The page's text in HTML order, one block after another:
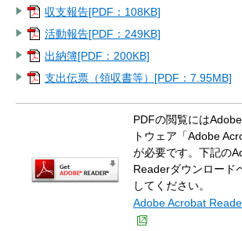
収支報告[PDF：108KB]
活動報告[PDF：249KB]
出納簿[PDF：200KB]
支出伝票（領収書等）[PDF：7.95MB]
PDFの閲覧には
トウェア「Adobe
が必要です。下記の
Readerダウンロード
してください。
Adobe Acrobat